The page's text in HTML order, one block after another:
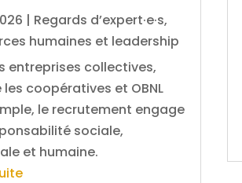
| Regards d’expert·e·s,
humaines et leadership
entreprises collectives,
coopératives et OBNL
le recrutement engage
sociale,
et humaine.